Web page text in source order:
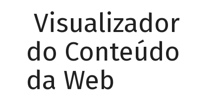
Visualizador
do Conteúdo
da Web